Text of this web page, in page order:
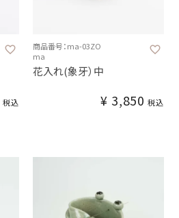
税込
商品番号：ma-03ZO
ma
花入れ(象牙）中
¥ 3,850 税込